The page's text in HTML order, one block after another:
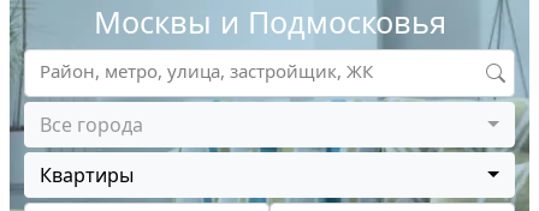
Москвы и Подмосковья
Все города
Квартиры
Район, метро, улица, застройщик, ЖК